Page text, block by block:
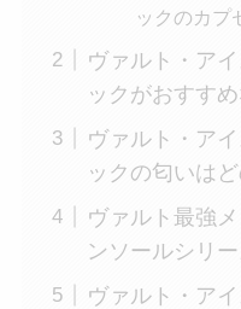
ックのカプ
ヴァルト・ア
ックがおすす
ヴァルト・ア
ックの匂いは
ヴァルト最強
ンソールシリ
ヴァルト・ア